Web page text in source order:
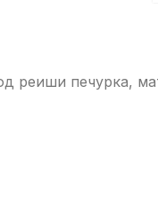
реиши печурка,